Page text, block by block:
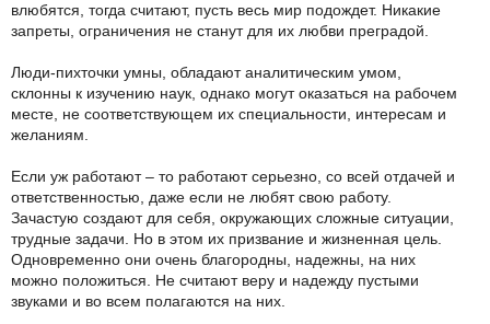
влюбятся, тогда считают, пусть весь мир подождет. Никакие
запреты, ограничения не станут для их любви преградой.
Люди-пихточки умны, обладают аналитическим умом,
склонны к изучению наук, однако могут оказаться на рабочем
месте, не соответствующем их специальности, интересам и
желаниям.
Если уж работают – то работают серьезно, со всей отдачей и
ответственностью, даже если не любят свою работу.
Зачастую создают для себя, окружающих сложные ситуации,
трудные задачи. Но в этом их призвание и жизненная цель.
Одновременно они очень благородны, надежны, на них
можно положиться. Не считают веру и надежду пустыми
звуками и во всем полагаются на них.